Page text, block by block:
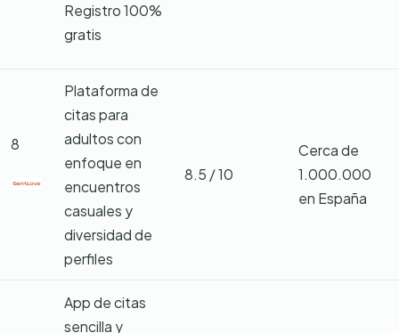
Registro 100%
gratis
8
Plataforma de
citas para
adultos con
enfoque en
encuentros
casuales y
diversidad de
perfiles
8.5 / 10
Cerca de
1.000.000
en España
App de citas
sencilla y